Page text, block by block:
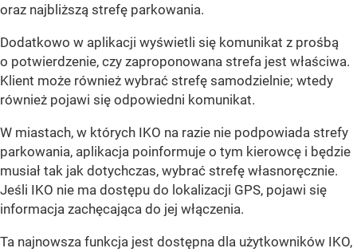
oraz najbliższą strefę parkowania.
Dodatkowo w aplikacji wyświetli się komunikat z prośbą
o potwierdzenie, czy zaproponowana strefa jest właściwa.
Klient może również wybrać strefę samodzielnie; wtedy
również pojawi się odpowiedni komunikat.
W miastach, w których IKO na razie nie podpowiada strefy
parkowania, aplikacja poinformuje o tym kierowcę i będzie
musiał tak jak dotychczas, wybrać strefę własnoręcznie.
Jeśli IKO nie ma dostępu do lokalizacji GPS, pojawi się
informacja zachęcająca do jej włączenia.
Ta najnowsza funkcja jest dostępna dla użytkowników IKO,